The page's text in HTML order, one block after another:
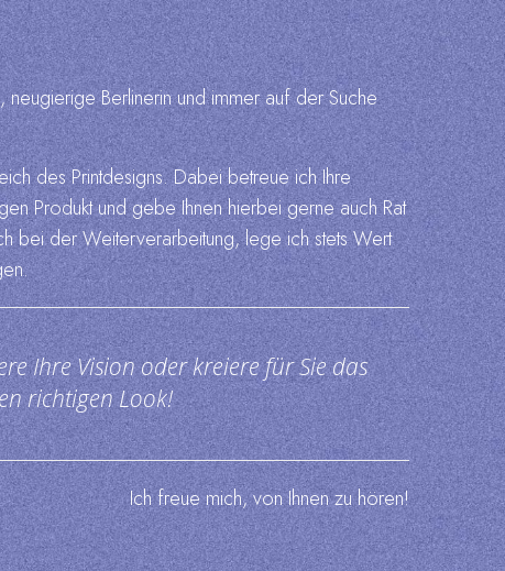
Berlinerin und immer auf der Suche
des Printdesigns. Dabei betreue ich Ihre
Produkt und gebe Ihnen hierbei gerne auch Rat
bei der Weiterverarbeitung, lege ich stets Wert
Ihre Vision oder kreiere für Sie das
richtigen Look!
Ich freue mich, von Ihnen zu hören!